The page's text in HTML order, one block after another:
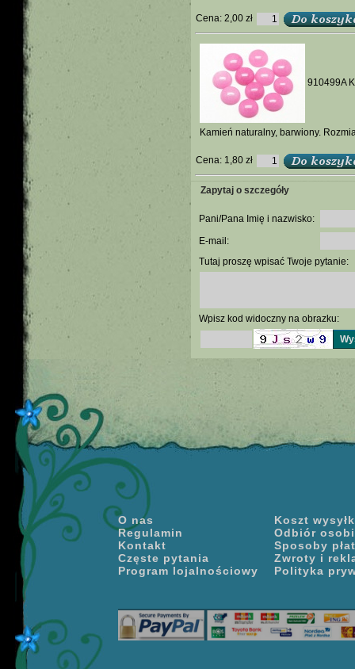
Cena: 2,00 zł
910499A
Kamień naturalny, barwiony.
Cena: 1,80 zł
Zapytaj o szczegóły
Pani/Pana Imię i nazwisko:
E-mail:
Tutaj proszę wpisać Twoje pytanie:
Wpisz kod widoczny na obrazku:
O nas
Regulamin
Kontakt
Częste pytania
Program lojalnościowy
Koszt
Odbiór
Sposoby
Zwroty i
Polityka